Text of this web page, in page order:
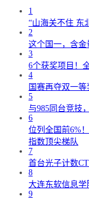
1
“山海关不住 东
2
这个国一，含金
3
6个获奖项目！
4
国赛再夺双一等
5
与985同台竞技
6
位列全国前6%
指数顶尖梯队
7
首台光子计数
8
大连东软信息
9